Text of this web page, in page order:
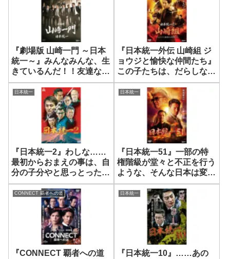
『劇場版 山崎一門 ～日本
統一～』みんなみんな、生
きているんだ！！友達なん
だ！
『日本統一外伝 山崎組 ジ
ョウジと愉快な仲間たち』
この子たちは、だらしない
飲んだくれの犠牲者だ！！
日本統一
『日本統一2』わしな……
最初からおまえの事は、自
分の子分やと思っとったん
やで
日本統一
『日本統一51』一部の特
権階級が堂々と不正を行う
ような、そんな日本は変え
なければなりません
CONNECT 覇者への道
『CONNECT 覇者への道
日本統一
『日本統一10』……あの